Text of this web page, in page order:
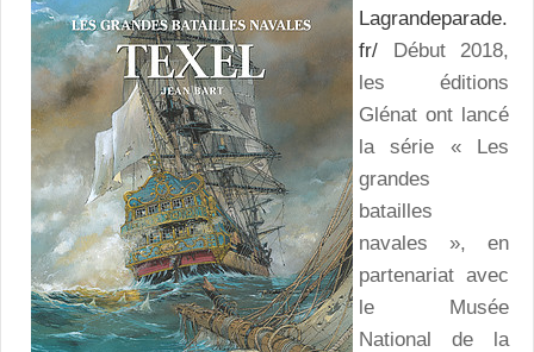
Lagrandeparade.
fr/ Début 2018,
les éditions
Glénat ont lancé
la série « Les
grandes
batailles
navales », en
partenariat avec
le Musée
National de la